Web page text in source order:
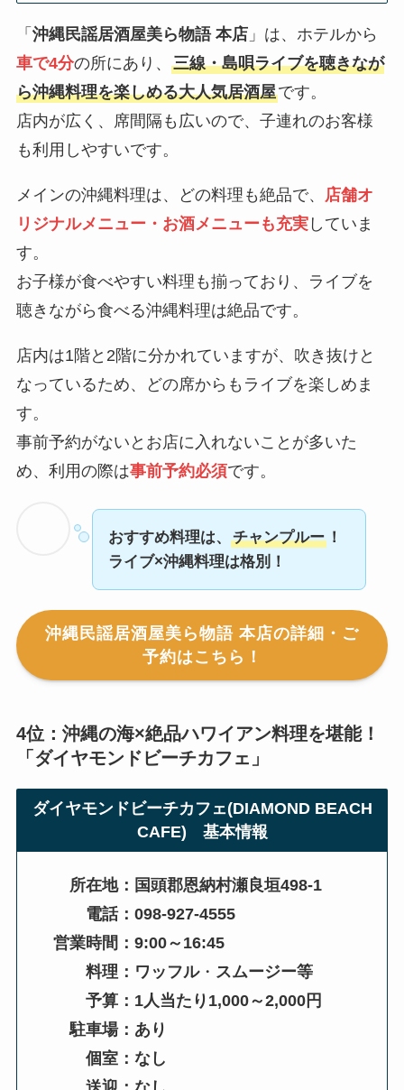
「 沖縄民謡居酒屋美ら物語 本店」は、ホテルから
車で4分の所にあり、 三線・島唄ライブを聴きなが
ら沖縄料理を楽しめる大人気居酒屋です。
店内が広く、席間隔も広いので、子連れのお客様
も利用しやすいです。
メインの沖縄料理は、どの料理も絶品で、
店舗オ
リジナルメニュー・お酒メニューも充実していま
す。
お子様が食べやすい料理も揃っており、ライブを
聴きながら食べる沖縄料理は絶品です。
店内は1階と2階に分かれていますが、吹き抜けと
なっているため、どの席からもライブを楽しめま
す。
事前予約がないとお店に入れないことが多いた
め、利用の際は事前予約必須です。
おすすめ料理は、 チャンプルー！
ライブ×沖縄料理は格別！
沖縄民謡居酒屋美ら物語 本店の詳細・ご
予約はこちら！
4位：沖縄の海×絶品ハワイアン料理を堪能！
「ダイヤモンドビーチカフェ」
ダイヤモンドビーチカフェ(DIAMOND BEACH
CAFE) 基本情報
所在地：国頭郡恩納村瀬良垣498-1
電話：098-927-4555
営業時間：9:00～16:45
料理：ワッフル・ スムージー等
予算：1人当たり1,000～2,000円
駐車場：あり
個室：なし